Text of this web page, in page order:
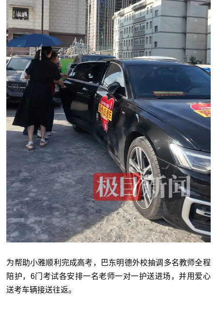
为帮助小雅顺利完成高考，巴东明德外校抽调多名教师全程
陪护，6门考试各安排一名老师一对一护送进场，并用爱心
送考车辆接送往返。